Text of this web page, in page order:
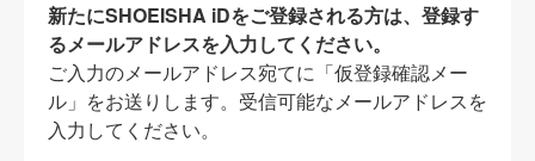
新たにSHOEISHA iDをご登録される方は、登録す
るメールアドレスを入力してください。
ご入力のメールアドレス宛てに「仮登録確認メー
ル」をお送りします。受信可能なメールアドレスを
入力してください。